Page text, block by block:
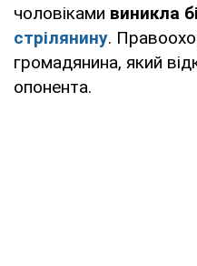
чоловіками виникла
стрілянину.
громадянина, який
опонента.